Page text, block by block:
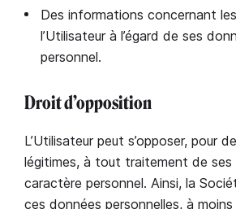
Des informations concernant
l’Utilisateur à l’égard de ses
personnel.
Droit d’opposition
L’Utilisateur peut s’opposer, pour
légitimes, à tout traitement de ses
caractère personnel. Ainsi, la
ces données personnelles, à moins